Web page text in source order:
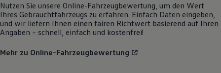
Nutzen Sie unsere Online-Fahrzeugbewertung, um den Wert
Ihres Gebrauchtfahrzeugs zu erfahren. Einfach Daten eingeben,
und wir liefern Ihnen einen fairen Richtwert basierend auf Ihren
Angaben – schnell, einfach und kostenfrei!
Mehr zu Online-Fahrzeugbewertung